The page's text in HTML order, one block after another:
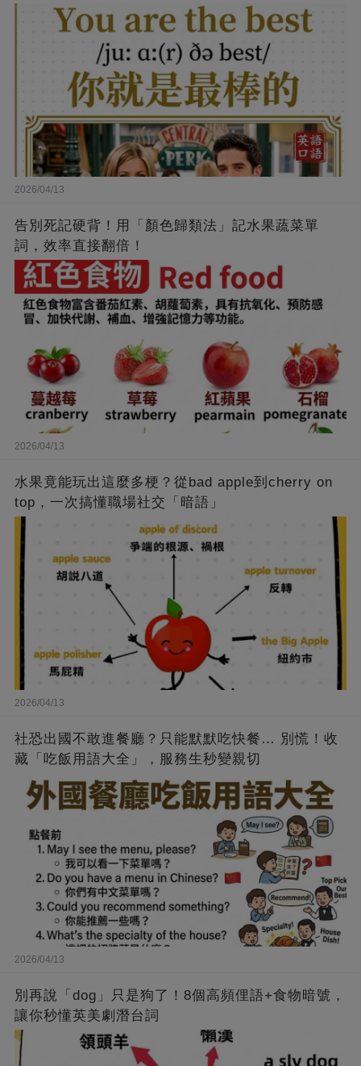
2026/04/13
告別死記硬背！用「顏色歸類法」記水果蔬菜單
詞，效率直接翻倍！
2026/04/13
水果竟能玩出這麼多梗？從bad apple到cherry on
top，一次搞懂職場社交「暗語」
2026/04/13
社恐出國不敢進餐廳？只能默默吃快餐… 別慌！收
藏「吃飯用語大全」，服務生秒變親切
2026/04/13
別再說「dog」只是狗了！8個高頻俚語+食物暗號，
讓你秒懂英美劇潛台詞